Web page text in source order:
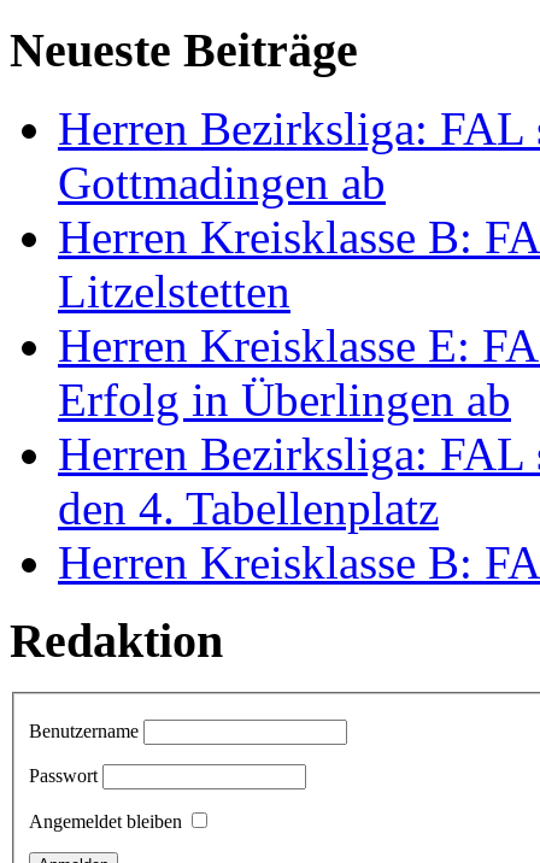
Neueste Beiträge
Herren Bezirksliga:
Gottmadingen ab
Herren Kreisklasse B:
Litzelstetten
Herren Kreisklasse E:
Erfolg in Überlingen ab
Herren Bezirksliga:
den 4. Tabellenplatz
Herren Kreisklasse B:
Redaktion
Benutzername
Passwort
Angemeldet bleiben